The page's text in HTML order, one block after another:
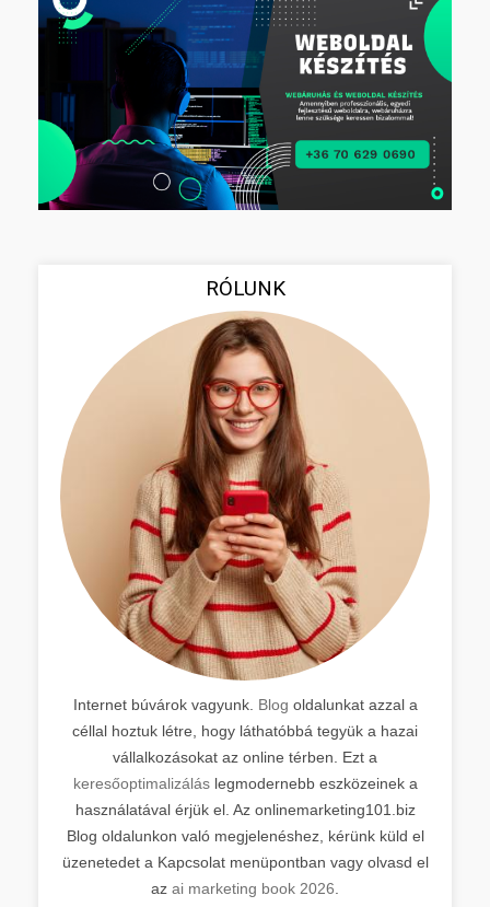
RÓLUNK
Internet búvárok vagyunk. Blog oldalunkat azzal a
céllal hoztuk létre, hogy láthatóbbá tegyük a hazai
vállalkozásokat az online térben. Ezt a
keresőoptimalizáláslegmodernebb eszközeinek a
használatával érjük el. Az onlinemarketing101.biz
Blog oldalunkon való megjelenéshez, kérünk küld el
üzenetedet a Kapcsolat menüpontban vagy olvasd el
az ai marketing book 2026